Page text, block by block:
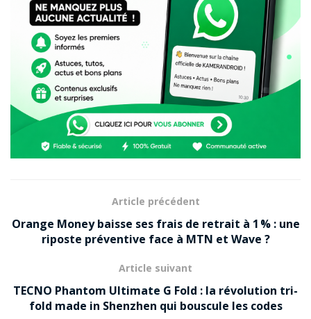
Article précédent
Orange Money baisse ses frais de retrait à 1 % : une
riposte préventive face à MTN et Wave ?
Article suivant
TECNO Phantom Ultimate G Fold : la révolution tri-
fold made in Shenzhen qui bouscule les codes